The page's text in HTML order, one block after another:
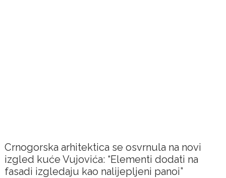
Crnogorska arhitektica se osvrnula na novi
izgled kuće Vujovića: “Elementi dodati na
fasadi izgledaju kao nalijepljeni panoi”